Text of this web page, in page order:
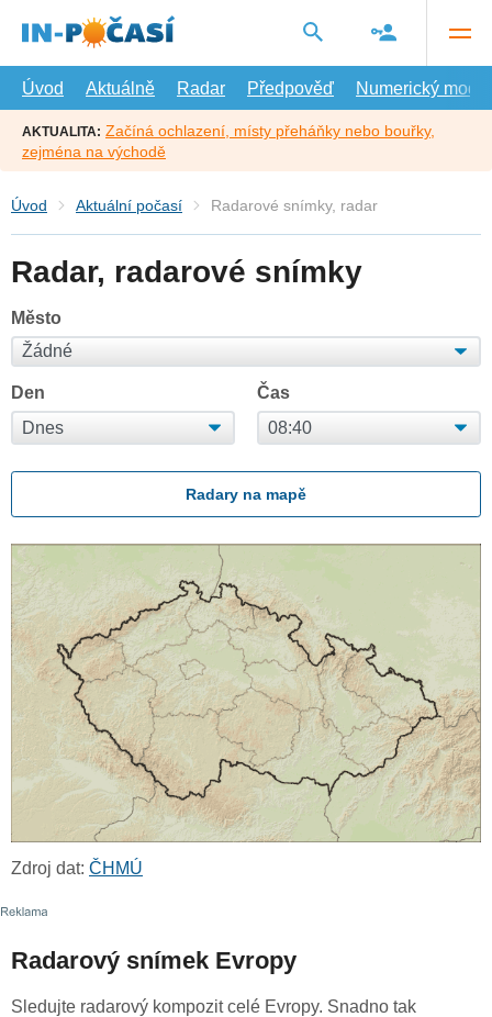
hlavní
Úvod
Aktuálně Radar Předpověď Numerický model
AKTUALITA: Začíná ochlazení, místy přeháňky nebo bouřky,
zejména na východě
Úvod Aktuální počasí Radarové snímky, radar
Radar, radarové snímky
Město
Den Čas
Radary na mapě
Zdroj dat: ČHMÚ
Radarový snímek Evropy
Sledujte radarový kompozit celé Evropy. Snadno tak